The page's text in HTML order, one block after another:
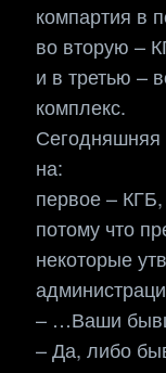
компартия в
во вторую –
и в третью –
комплекс.
Сегодняшняя
на:
первое –
потому что
некоторые
– …Ваши
– Да, либо